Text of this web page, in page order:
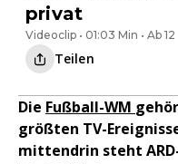
privat
Videoclip • 01:03 Min • Ab 12
Teilen
Die Fußball-WM
größten TV-
mittendrin steht